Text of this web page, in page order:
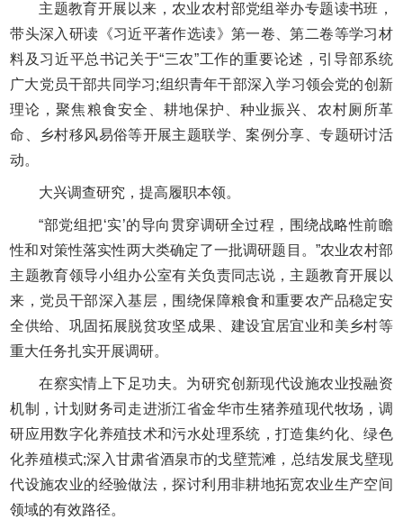
主题教育开展以来，农业农村部党组举办专题读书班，
带头深入研读《习近平著作选读》第一卷、第二卷等学习材
料及习近平总书记关于“三农”工作的重要论述，引导部系统
广大党员干部共同学习;组织青年干部深入学习领会党的创新
理论，聚焦粮食安全、耕地保护、种业振兴、农村厕所革
命、乡村移风易俗等开展主题联学、案例分享、专题研讨活
动。
大兴调查研究，提高履职本领。
“部党组把‘实’的导向贯穿调研全过程，围绕战略性前瞻
性和对策性落实性两大类确定了一批调研题目。”农业农村部
主题教育领导小组办公室有关负责同志说，主题教育开展以
来，党员干部深入基层，围绕保障粮食和重要农产品稳定安
全供给、巩固拓展脱贫攻坚成果、建设宜居宜业和美乡村等
重大任务扎实开展调研。
在察实情上下足功夫。为研究创新现代设施农业投融资
机制，计划财务司走进浙江省金华市生猪养殖现代牧场，调
研应用数字化养殖技术和污水处理系统，打造集约化、绿色
化养殖模式;深入甘肃省酒泉市的戈壁荒滩，总结发展戈壁现
代设施农业的经验做法，探讨利用非耕地拓宽农业生产空间
领域的有效路径。